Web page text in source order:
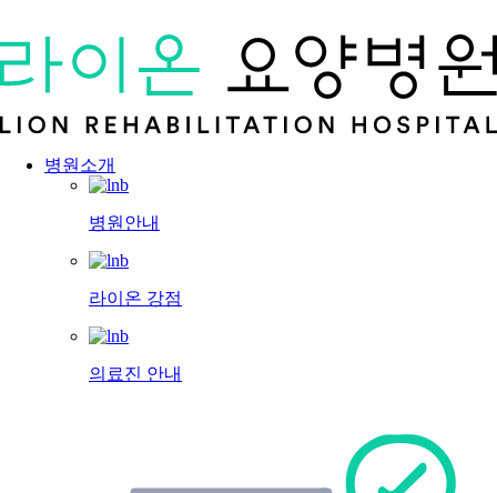
병원소개
병원안내
라이온 강점
의료진 안내